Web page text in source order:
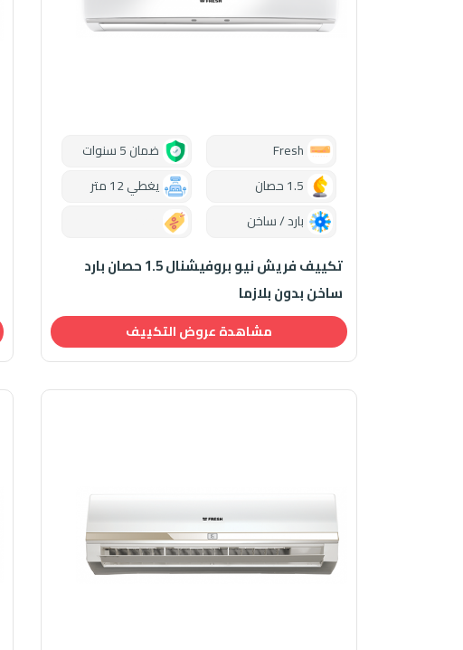
بارد / ساخن
ضمان 5 سنوات
يغطي 12 متر
تكييف فريش نيو بروفيشنال 1.5 حصان بارد
ساخن بدون بلازما
مشاهدة عروض التكييف